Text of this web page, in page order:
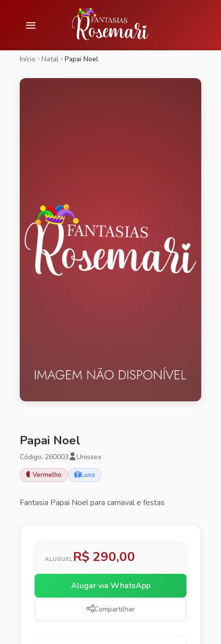
Início Natal Papai Noel
Papai Noel
Código: 260003 Unissex
Vermelho Luxo
Fantasia Papai Noel para carnaval e festas
ALUGUEL R$ 290,00
Alugar via WhatsApp
Compartilhar